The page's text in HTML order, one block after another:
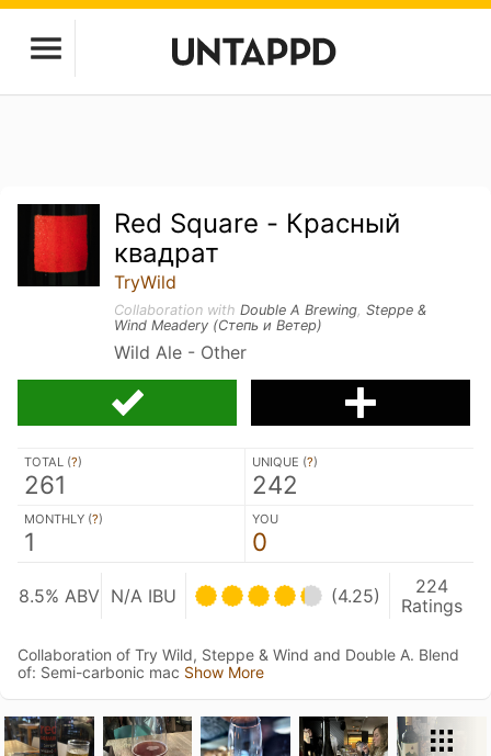
Red Square - Красный
квадрат
TryWild
Collaboration withDouble A Brewing,Steppe &
Wind Meadery (Степь и Ветер)
Wild Ale - Other
TOTAL (?)
261
UNIQUE (?)
242
MONTHLY (?)
1
YOU
0
8.5% ABV N/A IBU (4.25)
224
Ratings
Collaboration of Try Wild, Steppe & Wind and Double A. Blend
of: Semi-carbonic mac Show More